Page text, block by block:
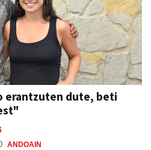
erantzuten dute, beti
ANDOAIN